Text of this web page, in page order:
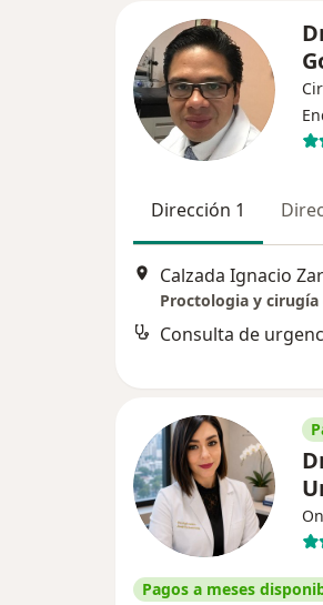
Dirección 1
Proctologia y cirugía
Consulta de
Pagos a meses